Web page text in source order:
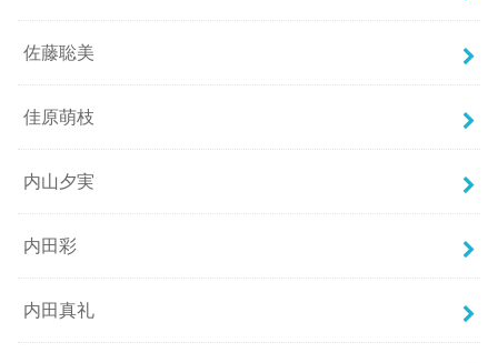
佐藤聡美
佳原萌枝
内山夕実
内田彩
内田真礼